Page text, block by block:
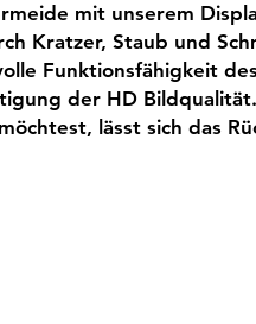
mit unserem
Kratzer, Staub und
Funktionsfähigkeit
der HD
lässt sich das